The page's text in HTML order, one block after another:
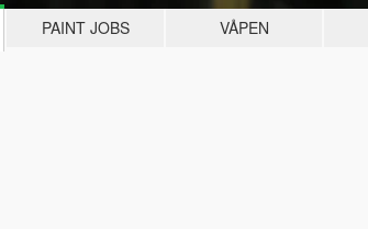
PAINT JOBS VÅPEN